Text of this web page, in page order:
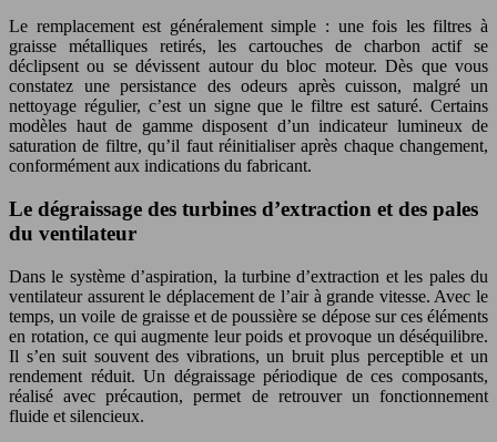
Le remplacement est généralement simple : une fois les filtres à
graisse métalliques retirés, les cartouches de charbon actif se
déclipsent ou se dévissent autour du bloc moteur. Dès que vous
constatez une persistance des odeurs après cuisson, malgré un
nettoyage régulier, c’est un signe que le filtre est saturé. Certains
modèles haut de gamme disposent d’un indicateur lumineux de
saturation de filtre, qu’il faut réinitialiser après chaque changement,
conformément aux indications du fabricant.
Le dégraissage des turbines d’extraction et des pales
du ventilateur
Dans le système d’aspiration, la turbine d’extraction et les pales du
ventilateur assurent le déplacement de l’air à grande vitesse. Avec le
temps, un voile de graisse et de poussière se dépose sur ces éléments
en rotation, ce qui augmente leur poids et provoque un déséquilibre.
Il s’en suit souvent des vibrations, un bruit plus perceptible et un
rendement réduit. Un dégraissage périodique de ces composants,
réalisé avec précaution, permet de retrouver un fonctionnement
fluide et silencieux.